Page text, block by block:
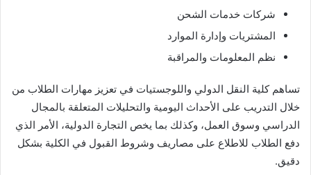
شركات خدمات الشحن
المشتريات وإدارة الموارد
نظم المعلومات والمراقبة
تساهم كلية النقل الدولي واللوجستيات في تعزيز مهارات الطلاب من
خلال التدريب على الأحداث اليومية والتحليلات المتعلقة بالمجال
الدراسي وسوق العمل، وكذلك بما يخص التجارة الدولية، الأمر الذي
دفع الطلاب للاطلاع على مصاريف وشروط القبول في الكلية بشكل
دقيق.